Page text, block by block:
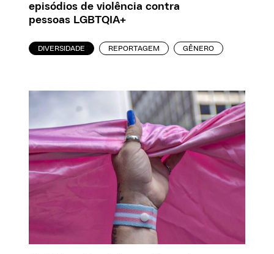
episódios de violência contra
pessoas LGBTQIA+
DIVERSIDADE REPORTAGEM GÊNERO